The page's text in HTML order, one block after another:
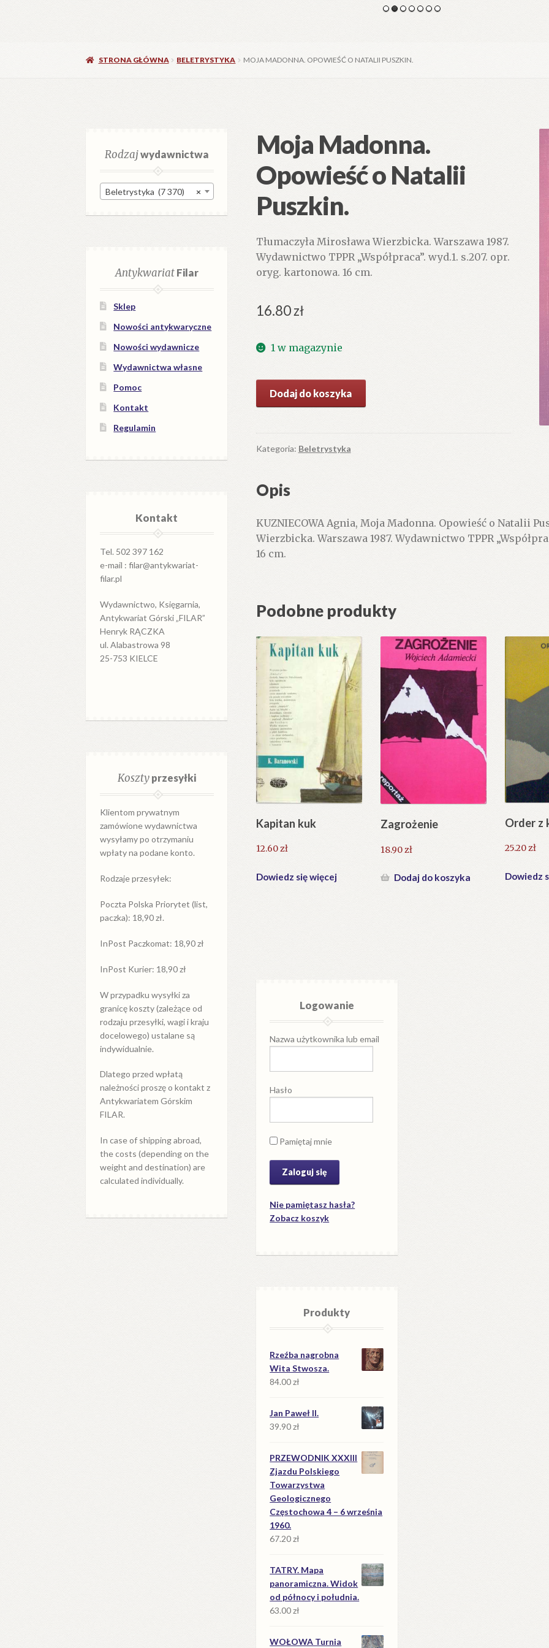
STRONA GŁÓWNA BELETRYSTYKA MOJA MADONNA. OPOWIEŚĆ O NATALII PUSZKIN.
Moja Madonna.
Opowieść o Natalii
Puszkin.
Tłumaczyła Mirosława Wierzbicka. Warszawa 1987.
Wydawnictwo TPPR „Współpraca”. wyd.1. s.207. opr.
oryg. kartonowa. 16 cm.
16.80zł
1 w magazynie
Moja
Opowieść
o
Dodaj do koszyka
Kategoria: Beletrystyka
Opis
KUZNIECOWA Agnia, Moja Madonna. Opowieść o Natalii
Wierzbicka. Warszawa 1987. Wydawnictwo TPPR
16 cm.
Podobne produkty
Kapitan kuk
12.60zł
Dowiedz się więcej
Zagrożenie
18.90 zł
Dodaj do koszyka
Order z
25.20zł
Dowiedz
Rodzajwydawnictwa
×
Beletrystyka (7 370)
AntykwariatFilar
Sklep
Nowości antykwaryczne
Nowości wydawnicze
Wydawnictwa własne
Pomoc
Kontakt
Regulamin
Kontakt
Tel. 502 397 162
e-mail : filar@antykwariat-
filar.pl
Wydawnictwo, Księgarnia,
Antykwariat Górski „FILAR”
Henryk RĄCZKA
ul. Alabastrowa 98
25-753 KIELCE
Kosztyprzesyłki
Klientom prywatnym
zamówione wydawnictwa
wysyłamy po otrzymaniu
wpłaty na podane konto.
Rodzaje przesyłek:
Poczta Polska Priorytet (list,
paczka): 18,90 zł.
InPost Paczkomat: 18,90 zł
InPost Kurier: 18,90 zł
W przypadku wysyłkiza
granicękoszty (zależące od
rodzaju przesyłki, wagi i kraju
docelowego) ustalane są
indywidualnie.
Dlatego przed wpłatą
należności proszę o kontakt z
Antykwariatem Górskim
FILAR.
In case of shipping abroad,
the costs (depending on the
weight and destination) are
calculated individually.
Logowanie
Nazwa użytkownika lub email
Hasło
Pamiętaj mnie
Nie pamiętasz hasła?
Zobacz koszyk
Produkty
Rzeźba nagrobna
Wita Stwosza.
84.00zł
Jan Paweł II.
39.90zł
PRZEWODNIK XXXIII
Zjazdu Polskiego
Towarzystwa
Geologicznego
Częstochowa 4 – 6 września
1960.
67.20zł
TATRY. Mapa
panoramiczna. Widok
od północy i południa.
63.00zł
WOŁOWA Turnia